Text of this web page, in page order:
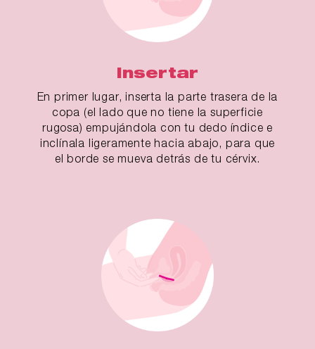
Insertar
En primer lugar, inserta la parte trasera de la
copa (el lado que no tiene la superficie
rugosa) empujándola con tu dedo índice e
inclínala ligeramente hacia abajo, para que
el borde se mueva detrás de tu cérvix.